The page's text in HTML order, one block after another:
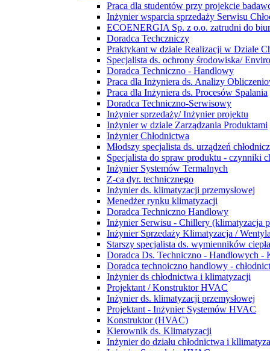
Praca dla studentów przy projekcie
Inżynier wsparcia sprzedaży Serwisu
ECOENERGIA Sp. z o.o. zatrudni do
Doradca Techczniczy
Praktykant w dziale Realizacji w Dziale
Specjalista ds. ochrony środowiska/
Doradca Techniczno - Handlowy
Praca dla Inżyniera ds. Analizy
Praca dla Inżyniera ds. Procesów Spalania
Doradca Techniczno-Serwisowy
Inżynier sprzedaży/ Inżynier projektu
Inżynier w dziale Zarządzania Produktami
Inżynier Chłodnictwa
Młodszy specjalista ds. urządzeń
Specjalista do spraw produktu - czynniki
Inżynier Systemów Termalnych
Z-ca dyr. technicznego
Inżynier ds. klimatyzacji przemysłowej
Menedżer rynku klimatyzacji
Doradca Techniczno Handlowy
Inżynier Serwisu - Chillery (klimatyzacja
Inżynier Sprzedaży Klimatyzacja /
Starszy specjalista ds. wymienników ciepła
Doradca Ds. Techniczno - Handlowych -
Doradca technoiczno handlowy -
Inżynier ds chłodnictwa i klimatyzacji
Projektant / Konstruktor HVAC
Inżynier ds. klimatyzacji przemysłowej
Projektant - Inżynier Systemów HVAC
Konstruktor (HVAC)
Kierownik ds. Klimatyzacji
Inżynier do działu chłodnictwa i